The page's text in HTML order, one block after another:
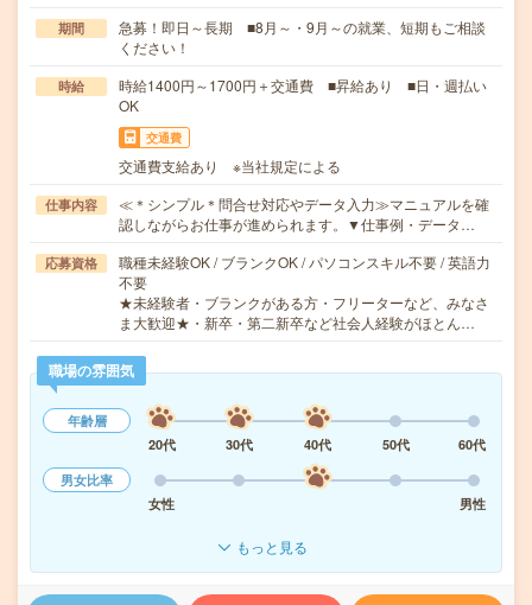
期間
急募！即日～長期 ■8月～・9月～の就業、短期もご相談
ください！
時給
時給1400円～1700円＋交通費 ■昇給あり ■日・週払い
OK
交通費
交通費支給あり ※当社規定による
仕事内容
≪＊シンプル＊問合せ対応やデータ入力≫マニュアルを確
認しながらお仕事が進められます。▼仕事例・データ…
応募資格
職種未経験OK / ブランクOK / パソコンスキル不要 / 英語力
不要
★未経験者・ブランクがある方・フリーターなど、みなさ
ま大歓迎★・新卒・第二新卒など社会人経験がほとん…
職場の雰囲気
年齢層
20代
30代 40代 50代
60代
男女比率
女性
男性
もっと見る